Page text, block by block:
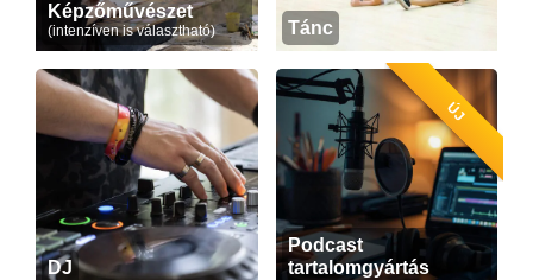
Képzőművészet
(intenzíven is választható) Tánc
DJ
ÚJ
Podcast
tartalomgyártás